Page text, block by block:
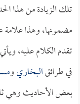
تلك الزيادة من هذا
مضمونها، وهذا علامة
تقدم الكلام عليه،
في طرائقالبخاريو
بعض الأحاديث وهي